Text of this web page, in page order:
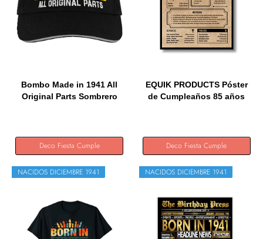
Bombo Made in 1941 All
Original Parts Sombrero
Deco Fiesta Cumple
EQUIK PRODUCTS Póster
de Cumpleaños 85 años
Deco Fiesta Cumple
NACIDOS DICIEMBRE 1941 NACIDOS DICIEMBRE 1941